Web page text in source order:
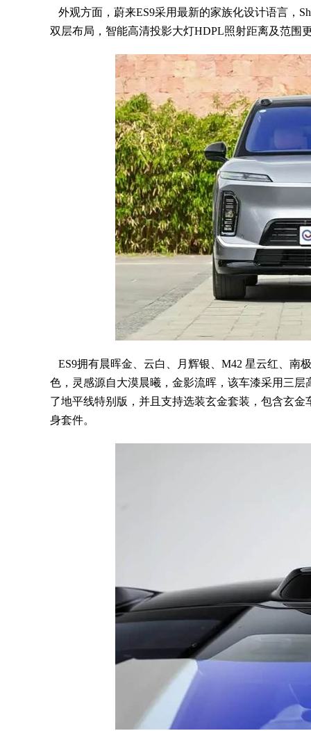
外观方面，蔚来ES9采用最新的家族化设计语言，
双层布局，智能高清投影大灯HDPL照射距离及范围
ES9拥有晨晖金、云白、月辉银、M42 星云红、南
色，灵感源自大漠晨曦，金影流晖，该车漆采用三
了地平线特别版，并且支持选装玄金套装，包含玄
身套件。